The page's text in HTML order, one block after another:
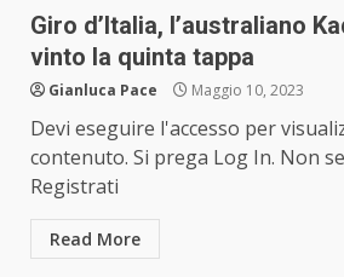
Giro d’Italia, l’australiano
vinto la quinta tappa
Gianluca Pace Maggio 10, 2023
Devi eseguire l'accesso per
contenuto. Si prega Log In. Non
Registrati
Read More